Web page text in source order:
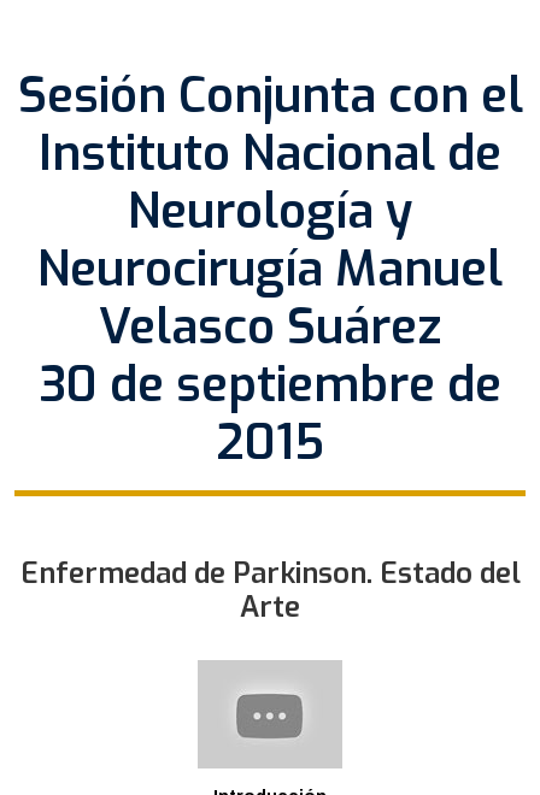
Sesión Conjunta con el
Instituto Nacional de
Neurología y
Neurocirugía Manuel
Velasco Suárez
30 de septiembre de
2015
Enfermedad de Parkinson. Estado del
Arte